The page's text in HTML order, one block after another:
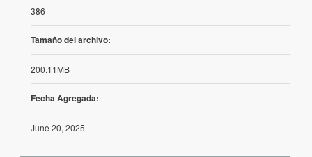
386
Tamaño del archivo:
200.11MB
Fecha Agregada:
June 20, 2025